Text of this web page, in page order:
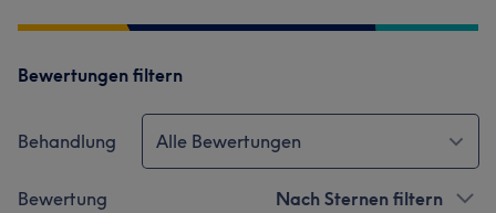
Bewertungen filtern
Behandlung Alle Bewertungen
Bewertung Nach Sternen filtern